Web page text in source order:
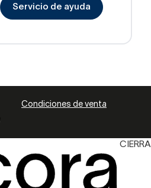
Servicio de ayuda
Condiciones de venta
CIERRA